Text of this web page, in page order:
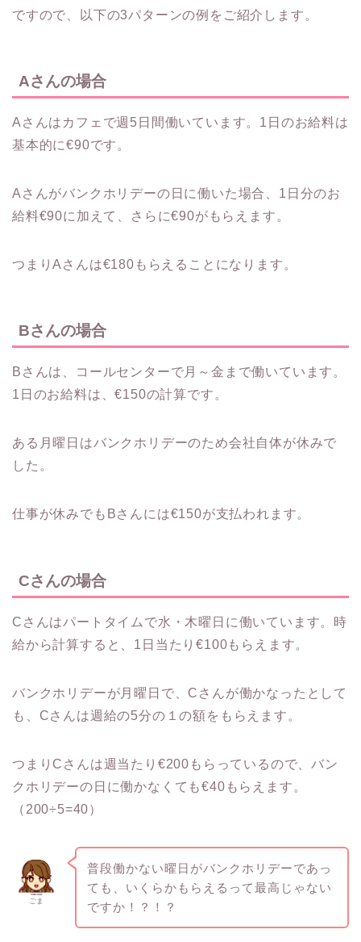
ですので、以下の3パターンの例をご紹介します。
Aさんの場合
Aさんはカフェで週5日間働いています。1日のお給料は
基本的に€90です。
Aさんがバンクホリデーの日に働いた場合、1日分のお
給料€90に加えて、さらに€90がもらえます。
つまりAさんは€180もらえることになります。
Bさんの場合
Bさんは、コールセンターで月～金まで働いています。
1日のお給料は、€150の計算です。
ある月曜日はバンクホリデーのため会社自体が休みで
した。
仕事が休みでもBさんには€150が支払われます。
Cさんの場合
Cさんはパートタイムで水・木曜日に働いています。時
給から計算すると、1日当たり€100もらえます。
バンクホリデーが月曜日で、Cさんが働かなったとして
も、Cさんは週給の5分の１の額をもらえます。
つまりCさんは週当たり€200もらっているので、バン
クホリデーの日に働かなくても€40もらえます。
（200÷5=40）
ごま
普段働かない曜日がバンクホリデーであっ
ても、いくらかもらえるって最高じゃない
ですか！？！？